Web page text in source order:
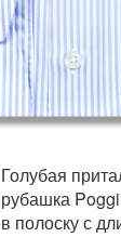
Голубая
рубашка
в полоску с